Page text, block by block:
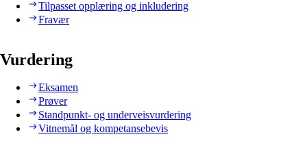
Tilpasset opplæring og inkludering
Fravær
Vurdering
Eksamen
Prøver
Standpunkt- og underveisvurdering
Vitnemål og kompetansebevis